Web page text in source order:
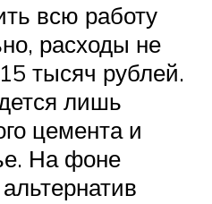
всю работу
расходы не
тысяч рублей.
лишь
цемента и
На фоне